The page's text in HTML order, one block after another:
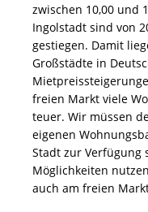
zwischen 10,00 und
Ingolstadt sind von
gestiegen. Damit
Großstädte in
freien Markt viele
teuer. Wir müssen
eigenen
Stadt zur Verfügung
Möglichkeiten
auch am freien